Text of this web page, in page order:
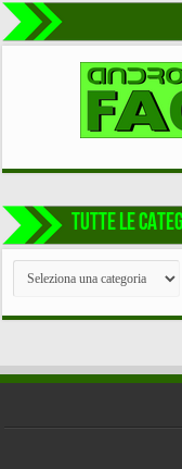
TUTTE LE
TUTTE
CATEGORIE